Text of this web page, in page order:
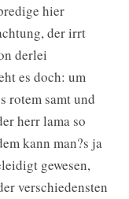
hier
der irrt
derlei
es doch: um
rotem samt und
herr lama so
kann man?s ja
gewesen,
verschiedensten